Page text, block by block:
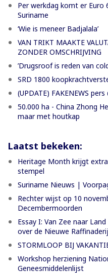
Per werkdag komt er Euro
Suriname
‘Wie is meneer Badjalala’
VAN TRIKT MAAKTE
ZONDER OMSCHRIJVING
’Drugsroof is reden van
SRD 1800
(UPDATE) FAKENEWS
50.000 ha - China Zhong
maar met houtkap
Laatst bekeken:
Heritage Month krijgt
stempel
Suriname Nieuws |
Rechter wijst op 10
Decembermoorden
Essay I: Van Zee naar
over de Nieuwe
STORMLOOP BIJ
Workshop herziening
Geneesmiddelenlijst